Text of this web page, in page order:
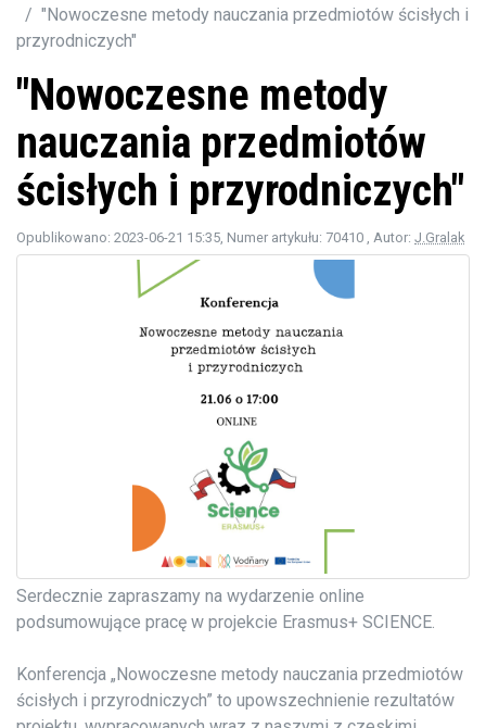
"Nowoczesne metody nauczania przedmiotów ścisłych i
przyrodniczych"
"Nowoczesne metody
nauczania przedmiotów
ścisłych i przyrodniczych"
Opublikowano: 2023-06-21 15:35 , Numer artykułu: 70410 , Autor: J.Gralak
Serdecznie zapraszamy na wydarzenie online
podsumowujące pracę w projekcie Erasmus+ SCIENCE.
Konferencja „Nowoczesne metody nauczania przedmiotów
ścisłych i przyrodniczych” to upowszechnienie rezultatów